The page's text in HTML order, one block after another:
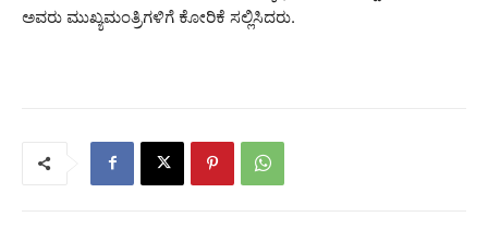
ಅವರು ಮುಖ್ಯಮಂತ್ರಿಗಳಿಗೆ ಕೋರಿಕೆ ಸಲ್ಲಿಸಿದರು.